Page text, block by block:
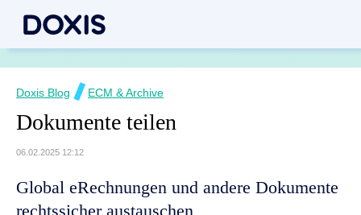
Doxis Blog ECM & Archive
Dokumente teilen
06.02.2025 12:12
Global eRechnungen und andere Dokumente
rechtssicher austauschen